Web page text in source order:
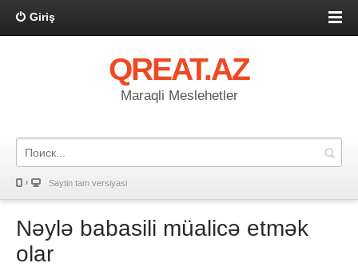
Giriş
QREAT.AZ
Maraqli Meslehetler
Saytin tam versiyasi
Nəylə babasili müalicə etmək
olar